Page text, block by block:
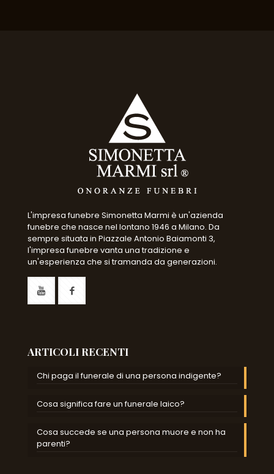
L'impresa funebre Simonetta Marmi è un'azienda
funebre che nasce nel lontano 1946 a Milano. Da
sempre situata in Piazzale Antonio Baiamonti 3,
l'impresa funebre vanta una tradizione e
un'esperienza che si tramanda da generazioni.
ARTICOLI RECENTI
Chi paga il funerale di una persona indigente?
Cosa significa fare un funerale laico?
Cosa succede se una persona muore e non ha
parenti?